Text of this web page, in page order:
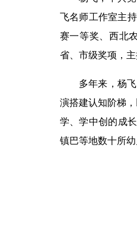
飞名师工作室主
赛一等奖、西北
省、市级奖项，
多年来，杨
演搭建认知阶梯
学、学中创的成
镇巴等地数十所